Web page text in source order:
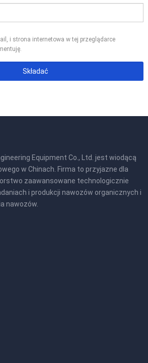
i strona internetowa w tej przeglądarce
Equipment Co., Ltd. jest wiodącą
w Chinach. Firma to przyjazne dla
zaawansowane technologicznie
i produkcji nawozów organicznych i
nawozów.